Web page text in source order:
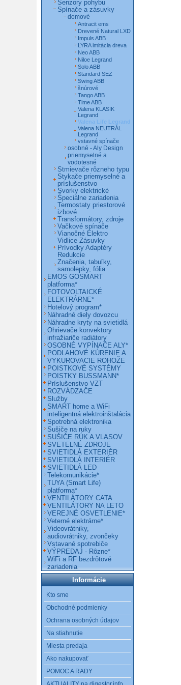
Senzory pohybu
Spínače a zásuvky
domové
Antracit ems
Drevené Natural LXD
Impuls ABB
LYRA imitácia dreva
Neo ABB
Niloe Legrand
Solo ABB
Standard SEZ
Swing ABB
šnúrové
Tango ABB
Time ABB
Valena KLASIK
Legrand
Valena Life Legrand
Valena NEUTRÁL
Legrand
vstavné spínače
osobné - Aly Design
priemyselné a
vodotesné
Stmievače rôzneho typu
Stykače priemyselné a
príslušenstvo
Svorky elektrické
Špeciálne zariadenia
Termostaty priestorové
izbové
Transformátory, zdroje
Vačkové spínače
Vianočné Elektro
Vidlice Zásuvky
Prívodky Adaptéry
Redukcie
Značenia, tabuľky,
samolepky, fólia
EMOS GOSMART
platforma*
FOTOVOLTAICKÉ
ELEKTRÁRNE*
Hotelový program*
Náhradné diely dovozcu
Náhradne kryty na svietidlá
Ohrievače konvektory
infražiariče radiátory
OSOBNÉ VYPÍNAČE ALY*
PODLAHOVÉ KÚRENIE A
VYKUROVACIE ROHOŽE
POISTKOVÉ SYSTÉMY
POISTKY BUSSMANN*
Príslušenstvo VZT
ROZVÁDZAČE
Služby
SMART home a WiFi
inteligentná elektroinštalácia
Spotrebná elektronika
Sušiče na ruky
SUŠIČE RÚK A VLASOV
SVETELNÉ ZDROJE
SVIETIDLÁ EXTERIÉR
SVIETIDLÁ INTERIÉR
SVIETIDLÁ LED
Telekomunikácie*
TUYA (Smart Life)
platforma*
VENTILÁTORY CATA
VENTILÁTORY NA LETO
VEREJNÉ OSVETLENIE*
Veterné elektrárne*
Videovrátniky,
audiovrátniky, zvončeky
Vstavané spotrebiče
VÝPREDAJ - Rôzne*
WiFi a RF bezdrôtové
zariadenia
Informácie
Kto sme
Obchodné podmienky
Ochrana osobných údajov
Na stiahnutie
Miesta predaja
Ako nakupovať
POMOC A RADY